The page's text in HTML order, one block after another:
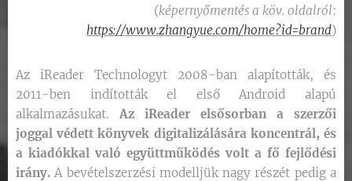
(képernyőmentés a köv. oldalról:
https://www.zhangyue.com/home?id=brand)
Az iReader Technologyt 2008-ban alapították, és
2011-ben indították el első Android alapú
alkalmazásukat. Az iReader elsősorban a szerzői
joggal védett könyvek digitalizálására koncentrál, és
a kiadókkal való együttműködés volt a fő fejlődési
irány. A bevételszerzési modelljük nagy részét pedig a